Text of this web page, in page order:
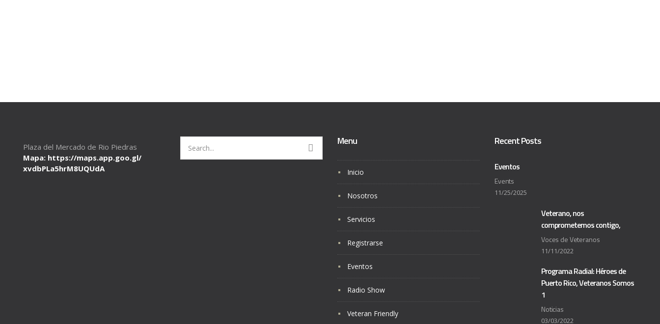
Plaza del Mercado de Rio Piedras
Mapa: https://maps.app.goo.gl/
xvdbPLa5hrM8UQUdA
for:
Menu
Inicio
Nosotros
Servicios
Registrarse
Eventos
Radio Show
Veteran Friendly
Recent Posts
Eventos
Events
11/25/2025
Veterano, nos
comprometemos contigo,
Voces de Veteranos
11/11/2022
Programa Radial: Héroes de
Puerto Rico, Veteranos Somos
1
Noticias
03/03/2022